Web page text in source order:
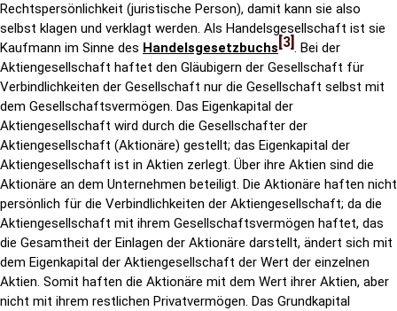
Rechtspersönlichkeit (juristische Person), damit kann sie also
selbst klagen und verklagt werden. Als Handelsgesellschaft ist sie
Kaufmann im Sinne des Handelsgesetzbuchs 3 . Bei der
Aktiengesellschaft haftet den Gläubigern der Gesellschaft für
Verbindlichkeiten der Gesellschaft nur die Gesellschaft selbst mit
dem Gesellschaftsvermögen. Das Eigenkapital der
Aktiengesellschaft wird durch die Gesellschafter der
Aktiengesellschaft (Aktionäre) gestellt; das Eigenkapital der
Aktiengesellschaft ist in Aktien zerlegt. Über ihre Aktien sind die
Aktionäre an dem Unternehmen beteiligt. Die Aktionäre haften nicht
persönlich für die Verbindlichkeiten der Aktiengesellschaft; da die
Aktiengesellschaft mit ihrem Gesellschaftsvermögen haftet, das
die Gesamtheit der Einlagen der Aktionäre darstellt, ändert sich mit
dem Eigenkapital der Aktiengesellschaft der Wert der einzelnen
Aktien. Somit haften die Aktionäre mit dem Wert ihrer Aktien, aber
nicht mit ihrem restlichen Privatvermögen. Das Grundkapital